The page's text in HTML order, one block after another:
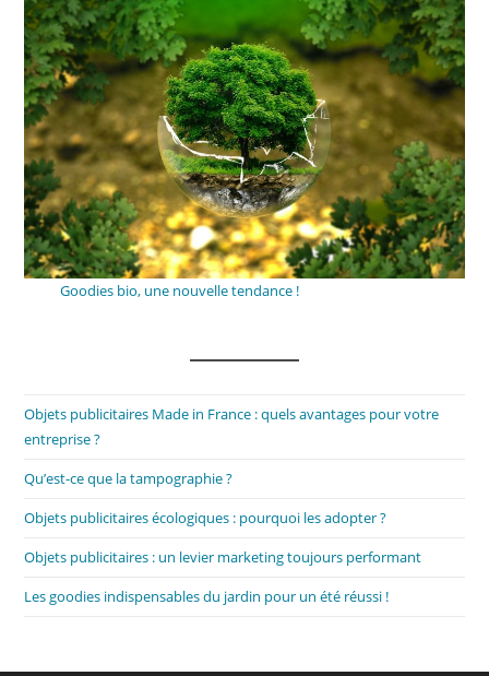
Goodies bio, une nouvelle tendance !
Objets publicitaires Made in France : quels avantages pour votre
entreprise ?
Qu’est-ce que la tampographie ?
Objets publicitaires écologiques : pourquoi les adopter ?
Objets publicitaires : un levier marketing toujours performant
Les goodies indispensables du jardin pour un été réussi !